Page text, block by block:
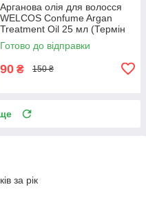
Арганова олія для волосся
WELCOS Confume Argan
Treatment Oil 25 мл (Термін
17.05.2026 р)
Готово до відправки
90 ₴ 150 ₴
за рік